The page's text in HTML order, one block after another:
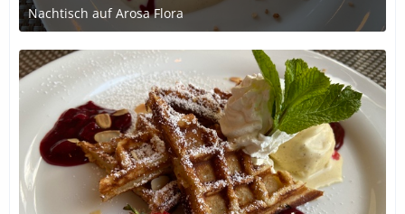
Nachtisch auf Arosa Flora
2. Juli 2020 um 20:46